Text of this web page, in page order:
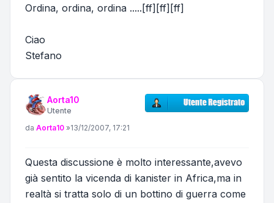
Ordina, ordina, ordina .....[ff][ff][ff]
Ciao
Stefano
Aorta10
Utente
Messaggio
da Aorta10 »13/12/2007, 17:21
Questa discussione è molto interessante,avevo
già sentito la vicenda di kanister in Africa,ma in
realtà si tratta solo di un bottino di guerra come